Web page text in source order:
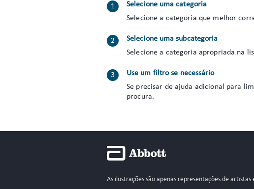
Selecione uma categoria
Selecione a categoria que melhor
Selecione uma subcategoria
Selecione a categoria apropriada na
Use um filtro se necessário
Se precisar de ajuda adicional para
procura.
As ilustrações são apenas representações de